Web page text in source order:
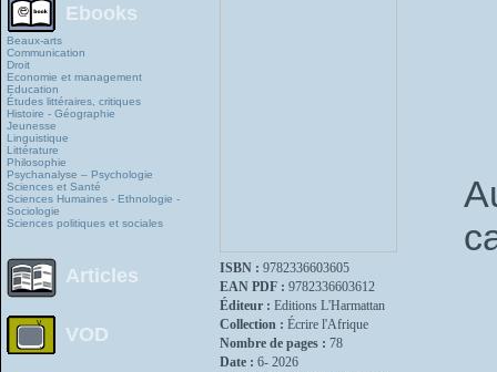
Ebooks
Beaux-arts
Communication
Droit
Economie et management
Education
Études littéraires, critiques
Histoire - Géographie
Jeunesse
Linguistique
Littérature
Philosophie
Psychanalyse – Psychologie
Sciences et Santé
Sciences Humaines - Ethnologie -
Sociologie
Sciences politiques et sociales
Articles
VOD
ISBN : 9782336603605
EAN PDF : 9782336603612
Éditeur : Editions L'Harmattan
Collection : Écrire l'Afrique
Nombre de pages : 78
Date : 6- 2026